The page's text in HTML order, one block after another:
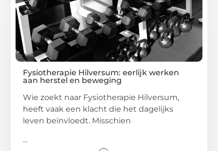
Fysiotherapie Hilversum: eerlijk werken
aan herstel en beweging
Wie zoekt naar Fysiotherapie Hilversum,
heeft vaak een klacht die het dagelijks
leven beïnvloedt. Misschien
...